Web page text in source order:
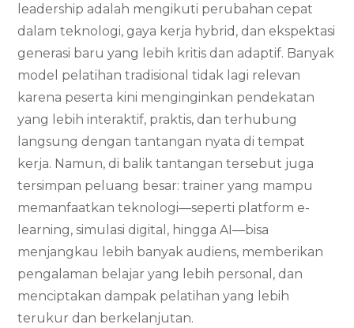
leadership adalah mengikuti perubahan cepat
dalam teknologi, gaya kerja hybrid, dan ekspektasi
generasi baru yang lebih kritis dan adaptif. Banyak
model pelatihan tradisional tidak lagi relevan
karena peserta kini menginginkan pendekatan
yang lebih interaktif, praktis, dan terhubung
langsung dengan tantangan nyata di tempat
kerja. Namun, di balik tantangan tersebut juga
tersimpan peluang besar: trainer yang mampu
memanfaatkan teknologi—seperti platform e-
learning, simulasi digital, hingga AI—bisa
menjangkau lebih banyak audiens, memberikan
pengalaman belajar yang lebih personal, dan
menciptakan dampak pelatihan yang lebih
terukur dan berkelanjutan.